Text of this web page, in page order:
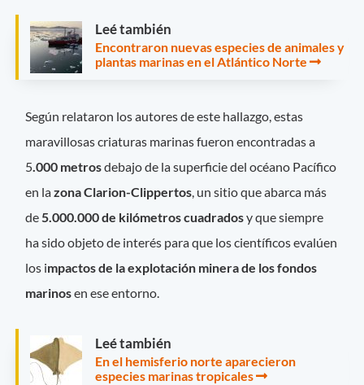
Leé también
Encontraron nuevas especies de animales y
plantas marinas en el Atlántico Norte
Según relataron los autores de este hallazgo, estas
maravillosas criaturas marinas fueron encontradas a
5.000 metrosdebajo de la superficie del océano Pacífico
en lazona Clarion-Clippertos, un sitio que abarca más
de5.000.000 de kilómetros cuadradosy que siempre
ha sido objeto de interés para que los científicos evalúen
los impactos de la explotación minera de los fondos
marinosen ese entorno.
Leé también
En el hemisferio norte aparecieron
especies marinas tropicales